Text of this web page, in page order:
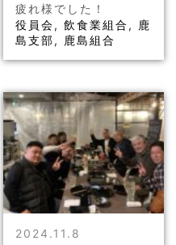
疲れ様でした！
役員会, 飲食業組合 ,
鹿
島支部, 鹿島組合
2024.11.8